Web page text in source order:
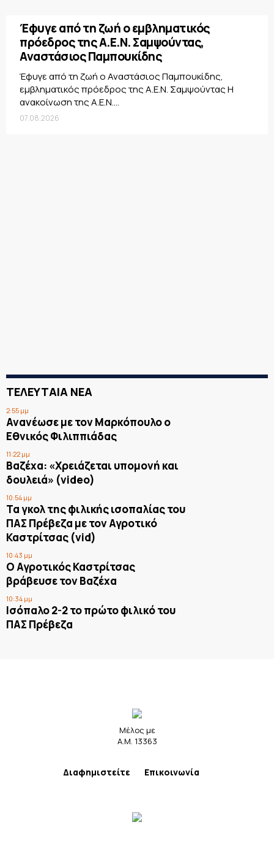
Έφυγε από τη ζωή ο εμβληματικός
πρόεδρος της Α.Ε.Ν. Σαμψούντας,
Αναστάσιος Παμπουκίδης
Έφυγε από τη ζωή ο Αναστάσιος Παμπουκίδης,
εμβληματικός πρόεδρος της Α.Ε.Ν. Σαμψούντας Η
ανακοίνωση της Α.Ε.Ν....
07.08.2026
ΤΕΛΕΥΤΑΙΑ ΝΕΑ
2:55 μμ
Ανανέωσε με τον Μαρκόπουλο ο
Εθνικός Φιλιππιάδας
11:22 μμ
Βαζέχα: «Χρειάζεται υπομονή και
δουλειά» (video)
10:54 μμ
Τα γκολ της φιλικής ισοπαλίας του
ΠΑΣ Πρέβεζα με τον Αγροτικό
Καστρίτσας (vid)
10:43 μμ
Ο Αγροτικός Καστρίτσας
βράβευσε τον Βαζέχα
10:34 μμ
Ισόπαλο 2-2 το πρώτο φιλικό του
ΠΑΣ Πρέβεζα
Μέλος με
Α.Μ. 13363
Διαφημιστείτε Επικοινωνία